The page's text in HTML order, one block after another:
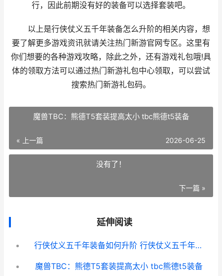
行，因此前期没有好的装备可以选择套装吧。
以上是行侠仗义五千年装备怎么升阶的相关内容，想
要了解更多游戏资讯就请关注热门新游官网专区。这里有
你们想要的各种游戏攻略，除此之外，还有游戏礼包哦!具
体的领取方法可以通过热门新游礼包中心领取，可以尝试
搜索热门新游礼包码。
魔兽TBC：熊德T5套装提高太小 tbc熊德t5装备
« 上一篇 2026-06-25
没有了！
下一篇 »
延伸阅读
行侠仗义五千年装备如何升阶 行侠仗义五千年破解版无限叶子
魔兽TBC：熊德T5套装提高太小 tbc熊德t5装备